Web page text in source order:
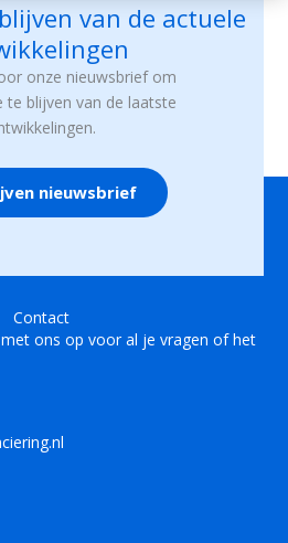
van de actuele
onze nieuwsbrief om
te blijven van de laatste
nieuwsbrief
Contact
ons op voor al je vragen of het